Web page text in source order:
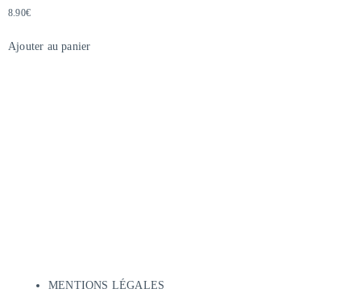
8.90€
Ajouter au panier
MENTIONS LÉGALES